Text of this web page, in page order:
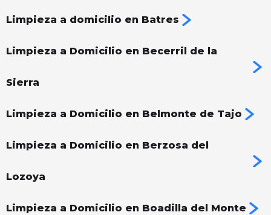
Limpieza a domicilio en Batres
Limpieza a Domicilio en Becerril de la
Sierra
Limpieza a Domicilio en Belmonte de Tajo
Limpieza a Domicilio en Berzosa del
Lozoya
Limpieza a Domicilio en Boadilla del Monte